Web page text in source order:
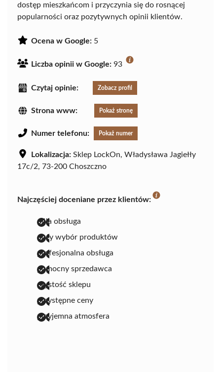
dostęp mieszkańcom i przyczynia się do rosnącej
popularności oraz pozytywnych opinii klientów.
Ocena w Google: 5
Liczba opinii w Google: 93
Czytaj opinie: Zobacz profil
Strona www: Pokaż stronę
Numer telefonu: Pokaż numer
Lokalizacja: Sklep LockOn, Władysława Jagiełły
17c/2, 73-200 Choszczno
Najczęściej doceniane przez klientów:
miła obsługa
duży wybór produktów
profesjonalna obsługa
pomocny sprzedawca
czystość sklepu
przystępne ceny
przyjemna atmosfera